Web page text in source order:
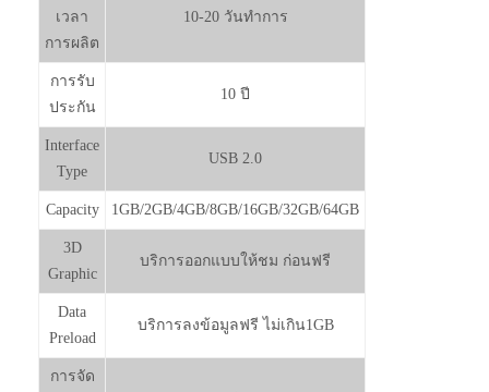
เวลา
การผลิต
10-20 วันทำการ
การรับ
ประกัน
10 ปี
Interface
Type
USB 2.0
Capacity 1GB/2GB/4GB/8GB/16GB/32GB/64GB
3D
Graphic
บริการออกแบบให้ชม ก่อนฟรี
Data
Preload
บริการลงข้อมูลฟรี ไม่เกิน1GB
การจัด